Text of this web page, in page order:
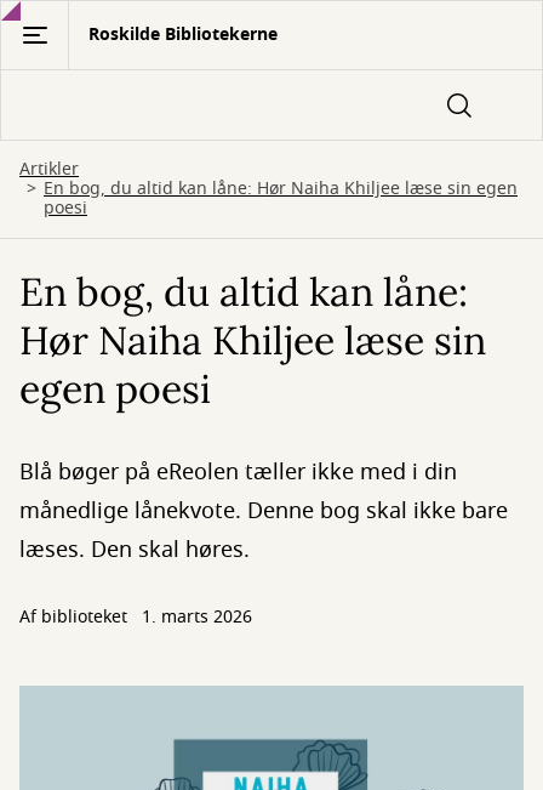
Gå
hovedindhold
Roskilde Bibliotekerne
Artikler
En bog, du altid kan låne: Hør Naiha Khiljee læse sin egen
poesi
En bog, du altid kan låne:
Hør Naiha Khiljee læse sin
egen poesi
Blå bøger på eReolen tæller ikke med i din
månedlige lånekvote. Denne bog skal ikke bare
læses. Den skal høres.
Af biblioteket 1. marts 2026